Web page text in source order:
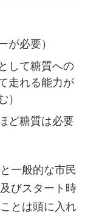
が必要）
して糖質への
走れる能力が
）
ど糖質は必要
一般的な市民
びスタート時
とは頭に入れ